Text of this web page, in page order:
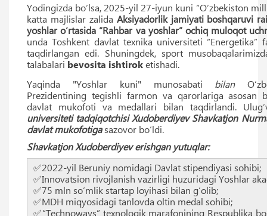
Yodingizda bo‘lsa, 2025-yil 27-iyun kuni “O‘zbekiston
katta majlislar zalida Aksiyadorlik jamiyati boshqaruvi
yoshlar o‘rtasida “Rahbar va yoshlar” ochiq muloqot
unda Toshkent davlat texnika universiteti “Energetika”
taqdirlangan edi. Shuningdek, sport
talabalari bevosita ishtiroketishadi.
Yaqinda "Yoshlar kuni" munosabati bilan
Prezidentining tegishli farmon va qarorlariga asosan
davlat mukofoti va medallari bilan taqdirlandi.
universiteti tadqiqotchisi Xudoberdiyev Shavkatjon
davlat mukofotigasazovor bo‘ldi.
Shavkatjon Xudoberdiyev erishgan yutuqlar:
✅2022-yil Beruniy nomidagi Davlat stipendiyasi sohibi;
✅Innovatsion rivojlanish vazirligi huzuridagi Yoshlar
✅75 mln so‘mlik startap loyihasi bilan g‘olib;
✅MDH miqyosidagi tanlovda oltin medal sohibi;
✅“Technoways” texnologik marafonining Respublika